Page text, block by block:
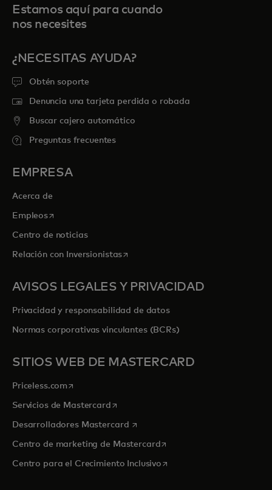
Estamos aquí para cuando
nos necesites
¿NECESITAS AYUDA?
Obtén soporte
Denuncia una tarjeta perdida o robada
Buscar cajero automático
Preguntas frecuentes
EMPRESA
Acerca de
Empleosse abre en una pestaña nueva
Centro de noticias
Relación con Inversionistasse abre en una pestaña nueva
AVISOS LEGALES Y PRIVACIDAD
Privacidad y responsabilidad de datos
Normas corporativas vinculantes (BCRs)
SITIOS WEB DE MASTERCARD
Priceless.com se abre en una pestaña nueva
Servicios de Mastercardse abre en una pestaña nueva
Desarrolladores Mastercard se abre en una pestaña nueva
Centro de marketing de Mastercardse abre en una pestaña
Centro para el Crecimiento Inclusivose abre en una pestaña